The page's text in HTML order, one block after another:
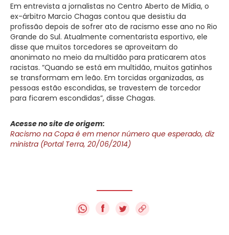
Em entrevista a jornalistas no Centro Aberto de Mídia, o
ex-árbitro Marcio Chagas contou que desistiu da
profissão depois de sofrer ato de racismo esse ano no Rio
Grande do Sul. Atualmente comentarista esportivo, ele
disse que muitos torcedores se aproveitam do
anonimato no meio da multidão para praticarem atos
racistas. “Quando se está em multidão, muitos gatinhos
se transformam em leão. Em torcidas organizadas, as
pessoas estão escondidas, se travestem de torcedor
para ficarem escondidas”, disse Chagas.
Acesse no site de origem:
Racismo na Copa é em menor número que esperado, diz
ministra (Portal Terra, 20/06/2014)
f